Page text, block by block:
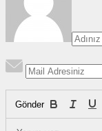
Gönder